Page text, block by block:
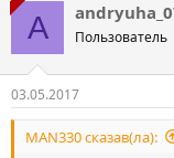
A Пользователь
03.05.2017
MAN330 сказав(ла):